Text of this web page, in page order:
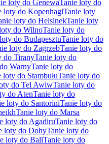
loty do GenewaTanie loty do
loty do KopenhagiTanie loty
loty do HelsinekTanie loty
do WilnoTanie loty do
do BudapesztuTanie loty do
loty do ZagrzebTanie loty do
do TiranyTanie loty do
WarnyTanie loty do
loty do StambułuTanie loty do
do Tel AwiwTanie loty do
do AtenTanie loty do
loty do SantoriniTanie loty do
Tanie loty do Marsa
loty do AgadiruTanie loty do
loty do DohyTanie loty do
loty do BaliTanie loty do